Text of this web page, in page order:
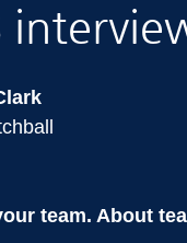
team. About